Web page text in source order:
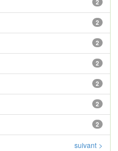
2
2
2
2
2
2
2
suivant >